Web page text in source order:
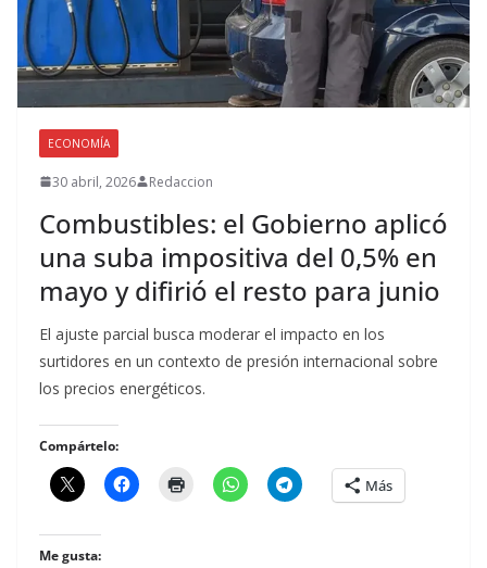
ECONOMÍA
30 abril, 2026 Redaccion
Combustibles: el Gobierno aplicó
una suba impositiva del 0,5% en
mayo y difirió el resto para junio
El ajuste parcial busca moderar el impacto en los
surtidores en un contexto de presión internacional sobre
los precios energéticos.
Compártelo:
Más
Me gusta: